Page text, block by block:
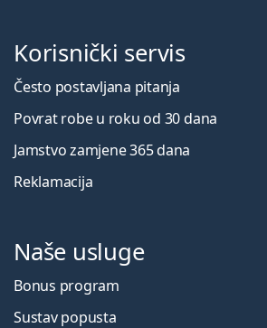
Korisnički servis
Često postavljana pitanja
Povrat robe u roku od 30 dana
Jamstvo zamjene 365 dana
Reklamacija
Naše usluge
Bonus program
Sustav popusta